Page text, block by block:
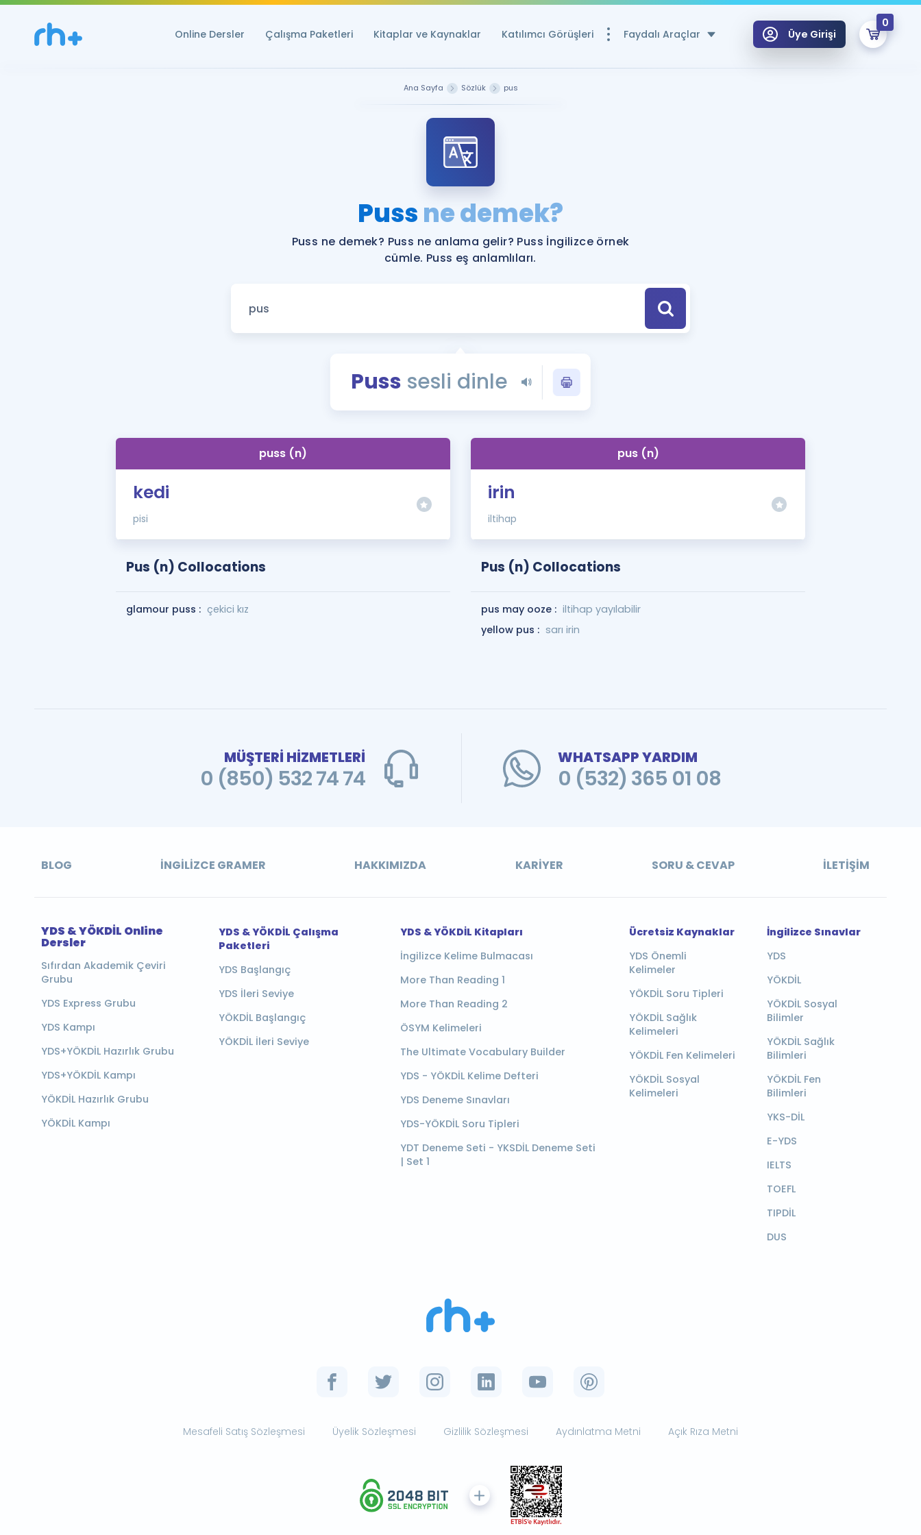
Online Dersler Çalışma Paketleri Kitaplar ve Kaynaklar Katılımcı Görüşleri Faydalı Araçlar
YDS ve YÖKDİL Puan Hesaplama Aracı
Rehberlik Aracı
YDS ve YÖKDİL'e Hazırlananlar için Öneriler
Tüm ÖSYM Sınavları Tek Takvimde
Blog
YDS - YÖKDİL Tüm Sınavlarla İlgili Haberler
İngilizce Gramer
Üye Girişi
0
Ana Sayfa Sözlük pus
Pussne demek?
Puss ne demek? Puss ne anlama gelir? Puss İngilizce örnek
cümle. Puss eş anlamlıları.
Puss sesli dinle
puss (n)
kedi
pisi
Pus (n) Collocations
glamour puss : çekici kız
pus (n)
irin
iltihap
Pus (n) Collocations
pus may ooze : iltihap yayılabilir
yellow pus : sarı irin
MÜŞTERİ HİZMETLERİ
0 (850) 532 74 74
WHATSAPP YARDIM
0 (532) 365 01 08
BLOG İNGILIZCE GRAMER HAKKIMIZDA KARIYER SORU & CEVAP İLETIŞIM
YDS & YÖKDİL Online
Dersler
Sıfırdan Akademik Çeviri
Grubu
YDS Express Grubu
YDS Kampı
YDS+YÖKDİL Hazırlık Grubu
YDS+YÖKDİL Kampı
YÖKDİL Hazırlık Grubu
YÖKDİL Kampı
YDS & YÖKDİL Çalışma
Paketleri
YDS Başlangıç
YDS İleri Seviye
YÖKDİL Başlangıç
YÖKDİL İleri Seviye
YDS & YÖKDİL Kitapları
İngilizce Kelime Bulmacası
More Than Reading 1
More Than Reading 2
ÖSYM Kelimeleri
The Ultimate Vocabulary Builder
YDS - YÖKDİL Kelime Defteri
YDS Deneme Sınavları
YDS-YÖKDİL Soru Tipleri
YDT Deneme Seti - YKSDİL Deneme Seti
| Set 1
Ücretsiz Kaynaklar
YDS Önemli
Kelimeler
YÖKDİL Soru Tipleri
YÖKDİL Sağlık
Kelimeleri
YÖKDİL Fen Kelimeleri
YÖKDİL Sosyal
Kelimeleri
İngilizce Sınavlar
YDS
YÖKDİL
YÖKDİL Sosyal
Bilimler
YÖKDİL Sağlık
Bilimleri
YÖKDİL Fen
Bilimleri
YKS-DİL
E-YDS
IELTS
TOEFL
TIPDİL
DUS
Mesafeli Satış Sözleşmesi Üyelik Sözleşmesi Gizlilik Sözleşmesi Aydınlatma Metni Açık Rıza Metni